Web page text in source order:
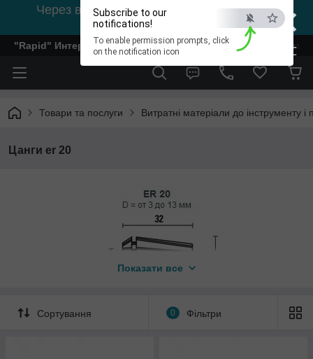
×
ESC
Subscribe to our
notifications!
To enable permission prompts, click
on the notification icon
Через відсутність світла, зв'язок на viber
0978002056
"Rapid" Интернет-магазин деревообрабатывающего
Товари та послуги Витратні матеріали до інструменту і
Цанги er 20
Показати все
Сортування 0 Фільтри